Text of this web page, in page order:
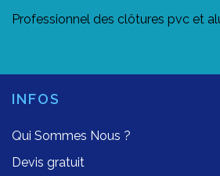
Professionnel des clôtures pvc et
INFOS
Qui Sommes Nous ?
Devis gratuit